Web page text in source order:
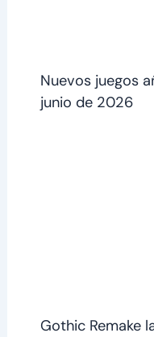
Nuevos juegos
junio de 2026
Gothic Remake